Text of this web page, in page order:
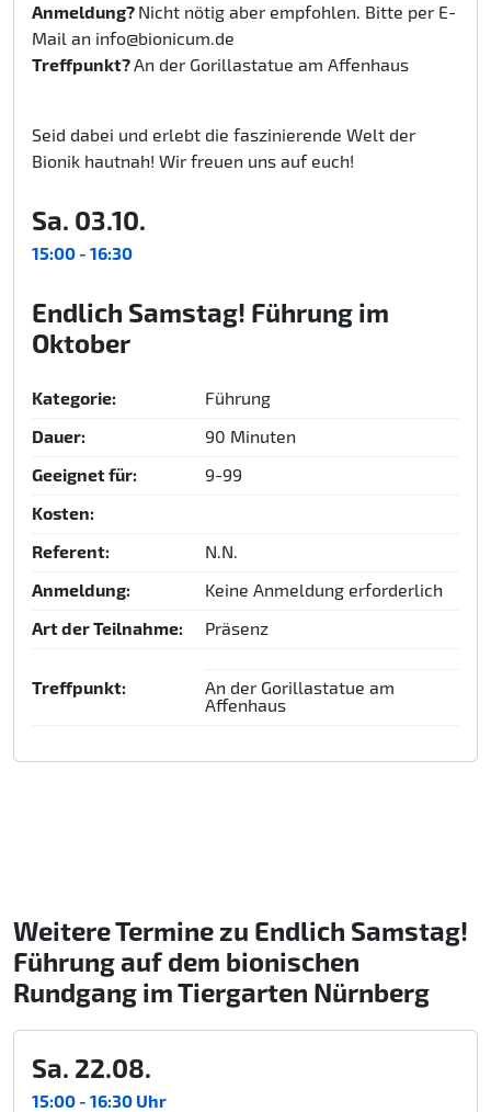
Anmeldung? Nicht nötig aber empfohlen. Bitte per E-
Mail an info@bionicum.de
Treffpunkt?An der Gorillastatue am Affenhaus
Seid dabei und erlebt die faszinierende Welt der
Bionik hautnah! Wir freuen uns auf euch!
Sa. 03.10.
15:00 - 16:30
Endlich Samstag! Führung im
Oktober
Kategorie:
Führung
Dauer:
90 Minuten
Geeignet für:
9-99
Kosten:
Referent:
N.N.
Anmeldung:
Keine Anmeldung erforderlich
Art der Teilnahme:
Präsenz
Treffpunkt:
An der Gorillastatue am
Affenhaus
Weitere Termine zu Endlich Samstag!
Führung auf dem bionischen
Rundgang im Tiergarten Nürnberg
Sa. 22.08.
15:00 - 16:30 Uhr